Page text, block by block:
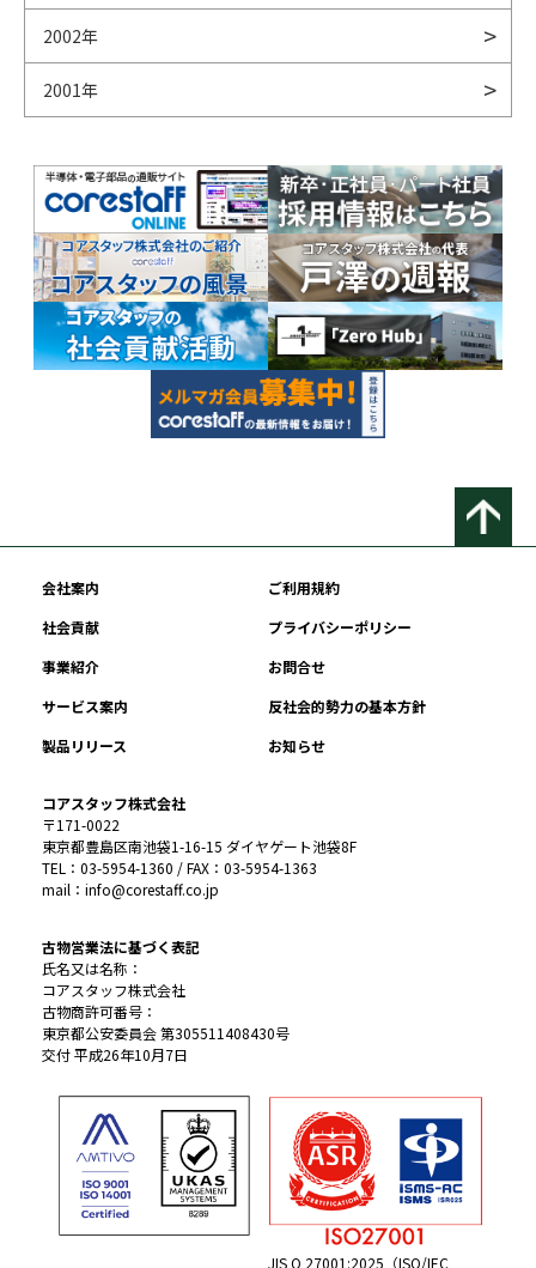
2002年
2001年
会社案内
ご利用規約
社会貢献
プライバシーポリシー
事業紹介
お問合せ
サービス案内
反社会的勢力の基本方針
製品リリース
お知らせ
コアスタッフ株式会社
〒171-0022
東京都豊島区南池袋1-16-15 ダイヤゲート池袋8F
TEL：03-5954-1360 / FAX：03-5954-1363
mail：info@corestaff.co.jp
古物営業法に基づく表記
氏名又は名称：
コアスタッフ株式会社
古物商許可番号：
東京都公安委員会 第305511408430号
交付 平成26年10月7日
JIS Q 27001:2025（ISO/IEC